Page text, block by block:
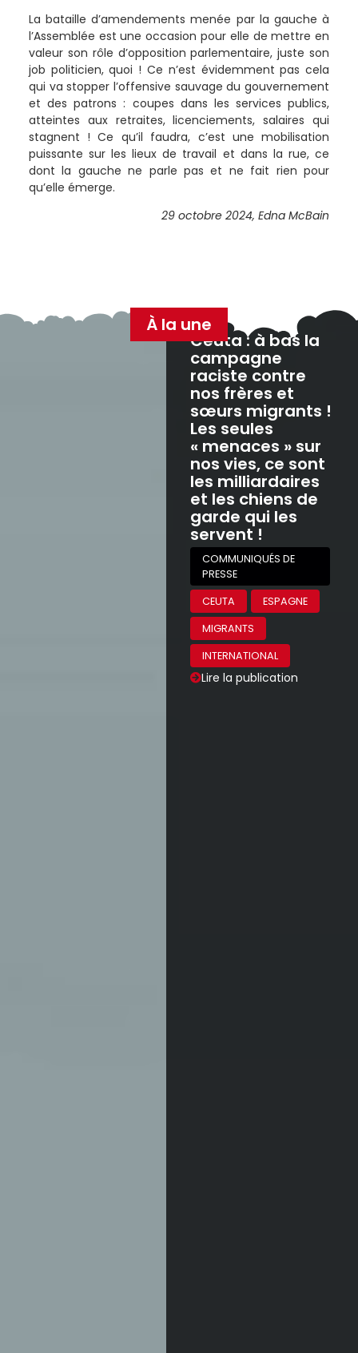
La bataille d’amendements menée par la gauche à
l’Assemblée est une occasion pour elle de mettre en
valeur son rôle d’opposition parlementaire, juste son
job politicien, quoi ! Ce n’est évidemment pas cela
qui va stopper l’offensive sauvage du gouvernement
et des patrons : coupes dans les services publics,
atteintes aux retraites, licenciements, salaires qui
stagnent ! Ce qu’il faudra, c’est une mobilisation
puissante sur les lieux de travail et dans la rue, ce
dont la gauche ne parle pas et ne fait rien pour
qu’elle émerge.
29 octobre 2024, Edna McBain
À la une
Ceuta : à bas la
campagne
raciste contre
nos frères et
sœurs migrants !
Les seules
« menaces » sur
nos vies, ce sont
les milliardaires
et les chiens de
garde qui les
servent !
COMMUNIQUÉS DE
PRESSE
CEUTA
ESPAGNE
MIGRANTS
INTERNATIONAL
Lire la publication